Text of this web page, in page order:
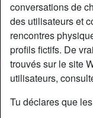
conversations de
des utilisateurs et
rencontres
profils fictifs. De
trouvés sur le site
utilisateurs,
Tu déclares que
starAjouter